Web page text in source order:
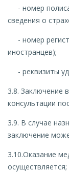
- номер полиса
сведения о
- номер
иностранцев);
- реквизиты
3.8. Заключение
консультации
3.9. В случае
заключение
3.10.Оказание
осуществляется;